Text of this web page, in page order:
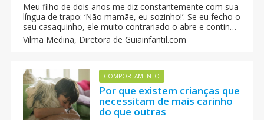
Meu filho de dois anos me diz constantemente com sua
língua de trapo: ‘Não mamãe, eu sozinho!’. Se eu fecho o
seu casaquinho, ele muito contrariado o abre e continua
fazendo por si mesmo, olhando-me com um olhar
desafiador; se eu levo sua pequena mochila, ele se
frase ele domina com perfeição. Como devemos agir
diante dessa nova etapa do nosso filho?
Vilma Medina, Diretora de Guiainfantil.com
COMPORTAMENTO
Por que existem crianças que
necessitam de mais carinho
do que outras